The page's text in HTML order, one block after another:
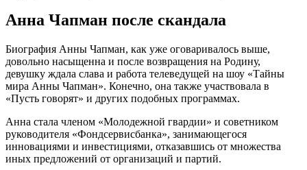
Анна Чапман после скандала
Биография Анны Чапман, как уже оговаривалось выше,
довольно насыщенна и после возвращения на Родину,
девушку ждала слава и работа телеведущей на шоу «Тайны
мира Анны Чапман». Конечно, она также участвовала в
«Пусть говорят» и других подобных программах.
Анна стала членом «Молодежной гвардии» и советником
руководителя «Фондсервисбанка», занимающегося
инновациями и инвестициями, отказавшись от множества
иных предложений от организаций и партий.